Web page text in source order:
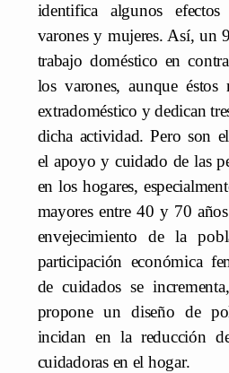
identifica algunos efectos
varones y mujeres. Así, un
trabajo doméstico en
los varones, aunque éstos
extradoméstico y dedican
dicha actividad. Pero son
el apoyo y cuidado de las
en los hogares,
mayores entre 40 y 70
envejecimiento de la
participación económica
de cuidados se
propone un diseño de
incidan en la reducción
cuidadoras en el hogar.